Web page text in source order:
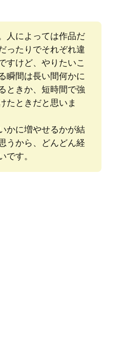
人によっては作品だ
ったりでそれぞれ違
すけど、やりたいこ
瞬間は長い間何かに
ときか、短時間で強
たときだと思いま
かに増やせるかが結
うから、どんどん経
です。